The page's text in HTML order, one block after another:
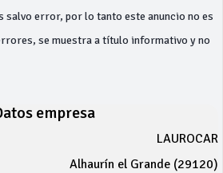
error, por lo tanto este anuncio no es
se muestra a título informativo y no
empresa
LAUROCAR
Alhaurín el Grande (29120)